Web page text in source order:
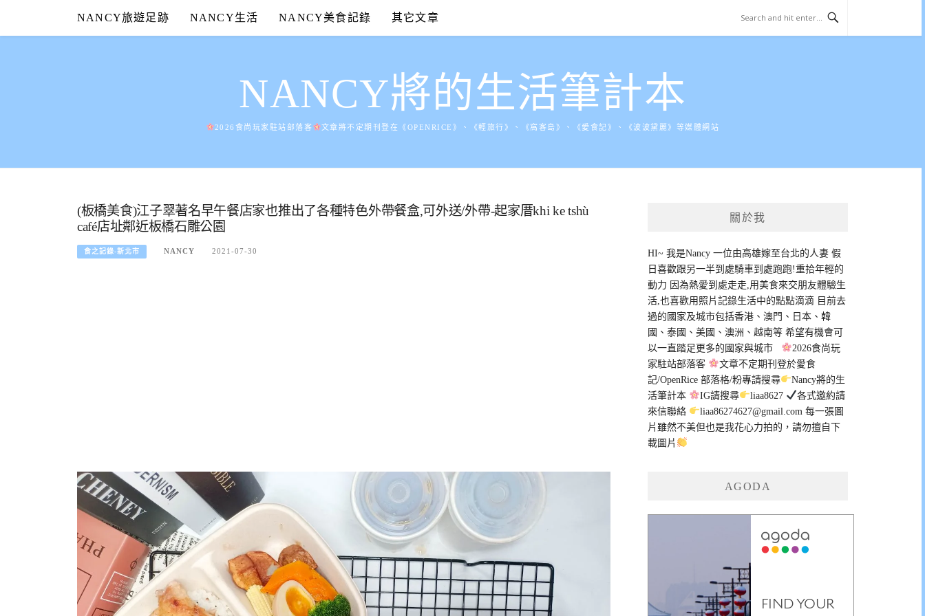
content
NANCY旅遊足跡 NANCY生活 NANCY美食記錄 其它文章
NANCY將的生活筆計本
2026食尚玩家駐站部落客 文章將不定期刊登在《OPENRICE》、《輕旅行》、《窩客島》、《愛食記》、《波波黛麗》等媒體網站
(板橋美食)江子翠著名早午餐店家也推出了各種特色外帶餐盒,可外送/外帶-起家厝khi ke tshù
café店址鄰近板橋石雕公園
食之記錄-新北市 NANCY 2021-07-30
關於我
HI~ 我是Nancy 一位由高雄嫁至台北的人妻 假
日喜歡跟另一半到處騎車到處跑跑!重拾年輕的
動力 因為熱愛到處走走,用美食來交朋友體驗生
活,也喜歡用照片記錄生活中的點點滴滴 目前去
過的國家及城市包括香港、澳門、日本、韓
國、泰國、美國、澳洲、越南等 希望有機會可
以一直踏足更多的國家與城市
2026食尚玩
家駐站部落客
文章不定期刊登於愛食
記/OpenRice 部落格/粉專請搜尋
Nancy將的生
活筆計本
IG請搜尋 liaa8627
各式邀約請
來信聯絡
liaa86274627@gmail.com 每一張圖
片雖然不美但也是我花心力拍的，請勿擅自下
載圖片
AGODA